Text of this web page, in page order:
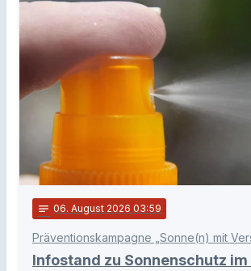
notes 06. August 2026 03:59
Präventionskampagne „Sonne(n) mit
Infostand zu Sonnenschutz im